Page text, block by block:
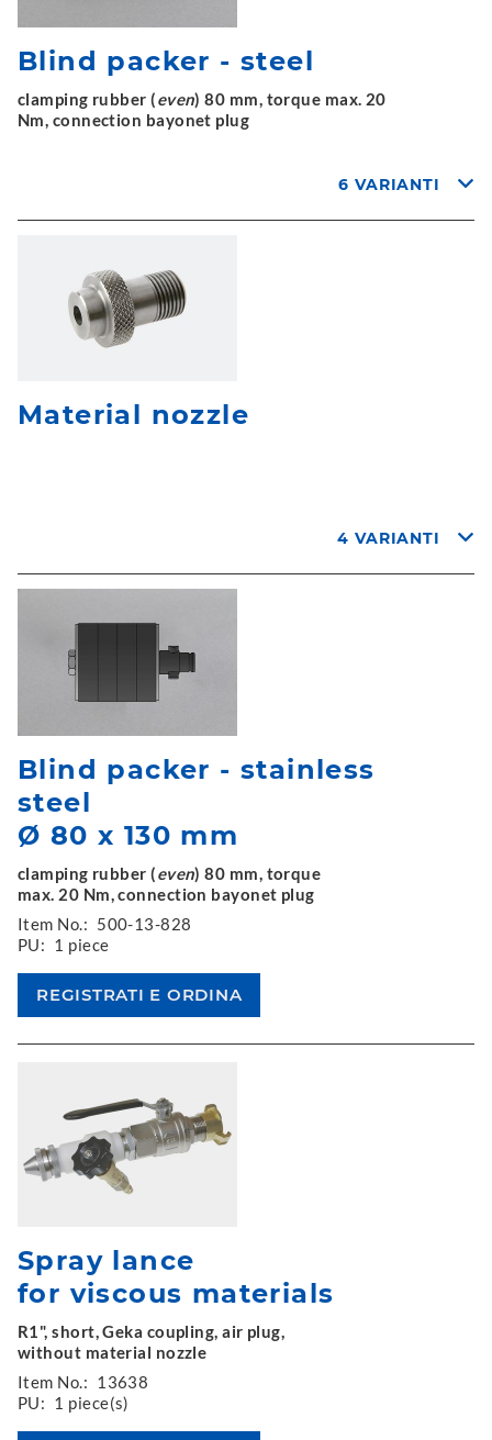
Blind packer - steel
clamping rubber (even) 80 mm, torque max. 20
Nm, connection bayonet plug
6 VARIANTI
Material nozzle
4 VARIANTI
Blind packer - stainless
steel
Ø 80 x 130 mm
clamping rubber (even) 80 mm, torque
max. 20 Nm, connection bayonet plug
Item No.: 500-13-828
PU: 1 piece
Spray lance
for viscous materials
R1", short, Geka coupling, air plug,
without material nozzle
Item No.: 13638
PU: 1 piece(s)